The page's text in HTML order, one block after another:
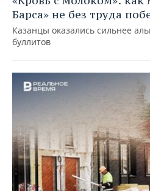
Барса» не без труда
Казанцы оказались сильнее
буллитов